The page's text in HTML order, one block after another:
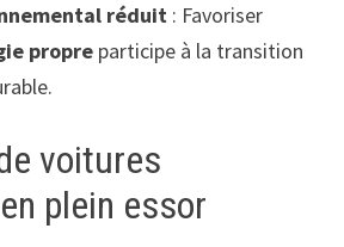
réduit: Favoriser
propreparticipe à la transition
voitures
plein essor